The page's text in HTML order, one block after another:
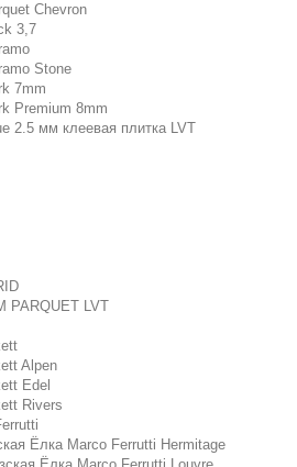
Chevron
3,7
Stone
7mm
Premium 8mm
2.5 мм клеевая плитка LVT
PARQUET LVT
Alpen
Edel
Rivers
Ёлка Marco Ferrutti Hermitage